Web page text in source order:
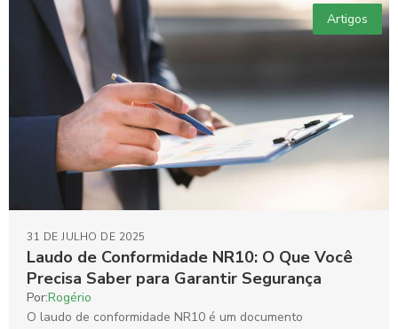
Artigos
Laudo de Conformidade NR10: O Que Você
Precisa Saber para Garantir Segurança
31 DE JULHO DE 2025
Por:Rogério
O laudo de conformidade NR10 é um documento